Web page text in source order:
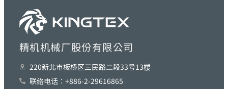
精机机械厂股份有限公司
220新北巿板桥区三民路二段33号13楼
联络电话︰+886-2-29616865